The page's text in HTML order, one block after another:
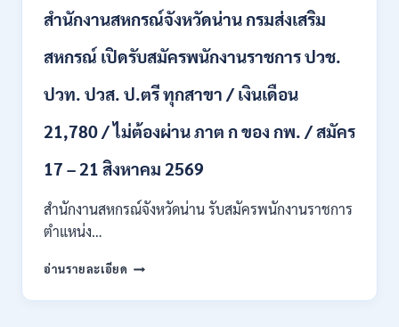
+
เงิน
17700
–
71500
/
ต้อง
ภาค
กพ.
สมัคร
สำนักงานสหกรณ์จังหวัดน่าน กรมส่งเสริม
สหกรณ์ เปิดรับสมัครพนักงานราชการ ปวช.
ปวท. ปวส. ป.ตรี ทุกสาขา / เงินเดือน
21,780 / ไม่ต้องผ่าน ภาต ก ของ กพ. / สมัคร
17 – 21 สิงหาคม 2569
สำนักงานสหกรณ์จังหวัดน่าน รับสมัครพนักงานราชการ
ตำแหน่ง…
อ่านรายละเอียด สำนักงาน
จังหวัด